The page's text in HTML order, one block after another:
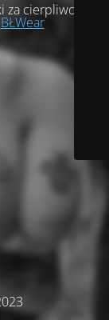
cierpliwość.
BŁWear